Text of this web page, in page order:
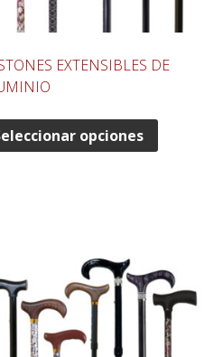
EXTENSIBLES DE
opciones